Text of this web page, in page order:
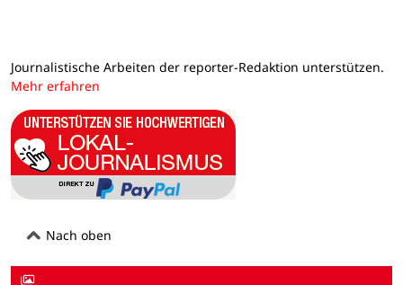
Journalistische Arbeiten der reporter-Redaktion unterstützen.
Mehr erfahren
Nach oben